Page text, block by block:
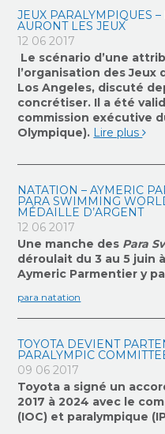
JEUX PARALYMPIQUES
AURONT LES JEUX
12 06 2017
Le scénario d’une
l’organisation des
Los Angeles, discuté
concrétiser. Il a été
commission exécutive
Olympique). Lire plus
NATATION – AYMERIC
PARA SWIMMING
MÉDAILLE D’ARGENT
12 06 2017
Une manche des Para
déroulait du 3 au 5 juin
Aymeric Parmentier y
para natation
TOYOTA DEVIENT
PARALYMPIC
09 06 2017
Toyota a signé un
2017 à 2024 avec le
(IOC) et paralympique